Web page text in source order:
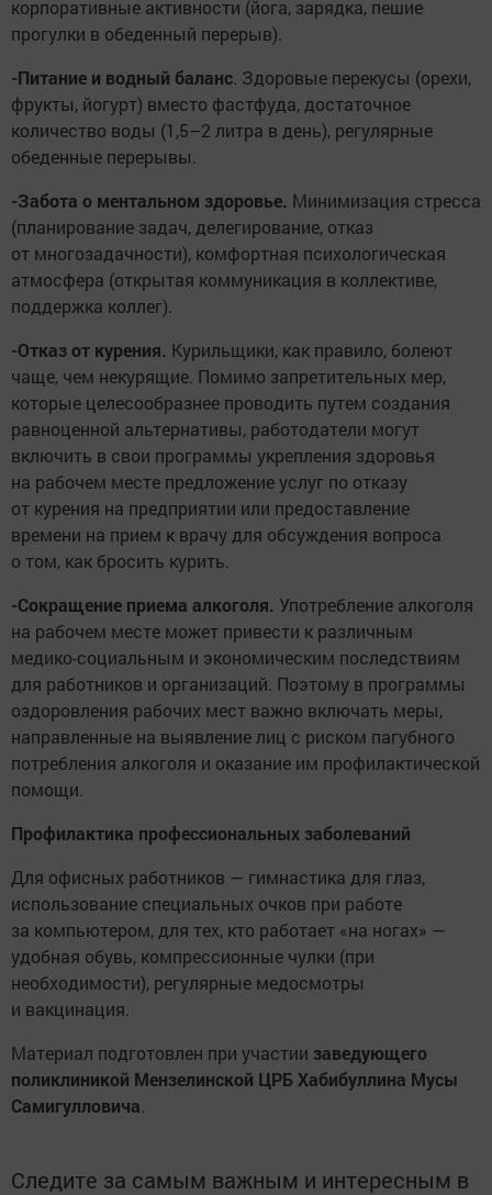
корпоративные активности (йога, зарядка, пешие
прогулки в обеденный перерыв).
-Питание и водный баланс. Здоровые перекусы (орехи,
фрукты, йогурт) вместо фастфуда, достаточное
количество воды (1,5–2 литра в день), регулярные
обеденные перерывы.
-Забота о ментальном здоровье. Минимизация стресса
(планирование задач, делегирование, отказ
от многозадачности), комфортная психологическая
атмосфера (открытая коммуникация в коллективе,
поддержка коллег).
-Отказ от курения. Курильщики, как правило, болеют
чаще, чем некурящие. Помимо запретительных мер,
которые целесообразнее проводить путем создания
равноценной альтернативы, работодатели могут
включить в свои программы укрепления здоровья
на рабочем месте предложение услуг по отказу
от курения на предприятии или предоставление
времени на прием к врачу для обсуждения вопроса
о том, как бросить курить.
-Сокращение приема алкоголя. Употребление алкоголя
на рабочем месте может привести к различным
медико-социальным и экономическим последствиям
для работников и организаций. Поэтому в программы
оздоровления рабочих мест важно включать меры,
направленные на выявление лиц с риском пагубного
потребления алкоголя и оказание им профилактической
помощи.
Профилактика профессиональных заболеваний
Для офисных работников — гимнастика для глаз,
использование специальных очков при работе
за компьютером, для тех, кто работает «на ногах» —
удобная обувь, компрессионные чулки (при
необходимости), регулярные медосмотры
и вакцинация.
Материал подготовлен при участии заведующего
поликлиникой Мензелинской ЦРБ Хабибуллина Мусы
Самигулловича.
Следите за самым важным и интересным в